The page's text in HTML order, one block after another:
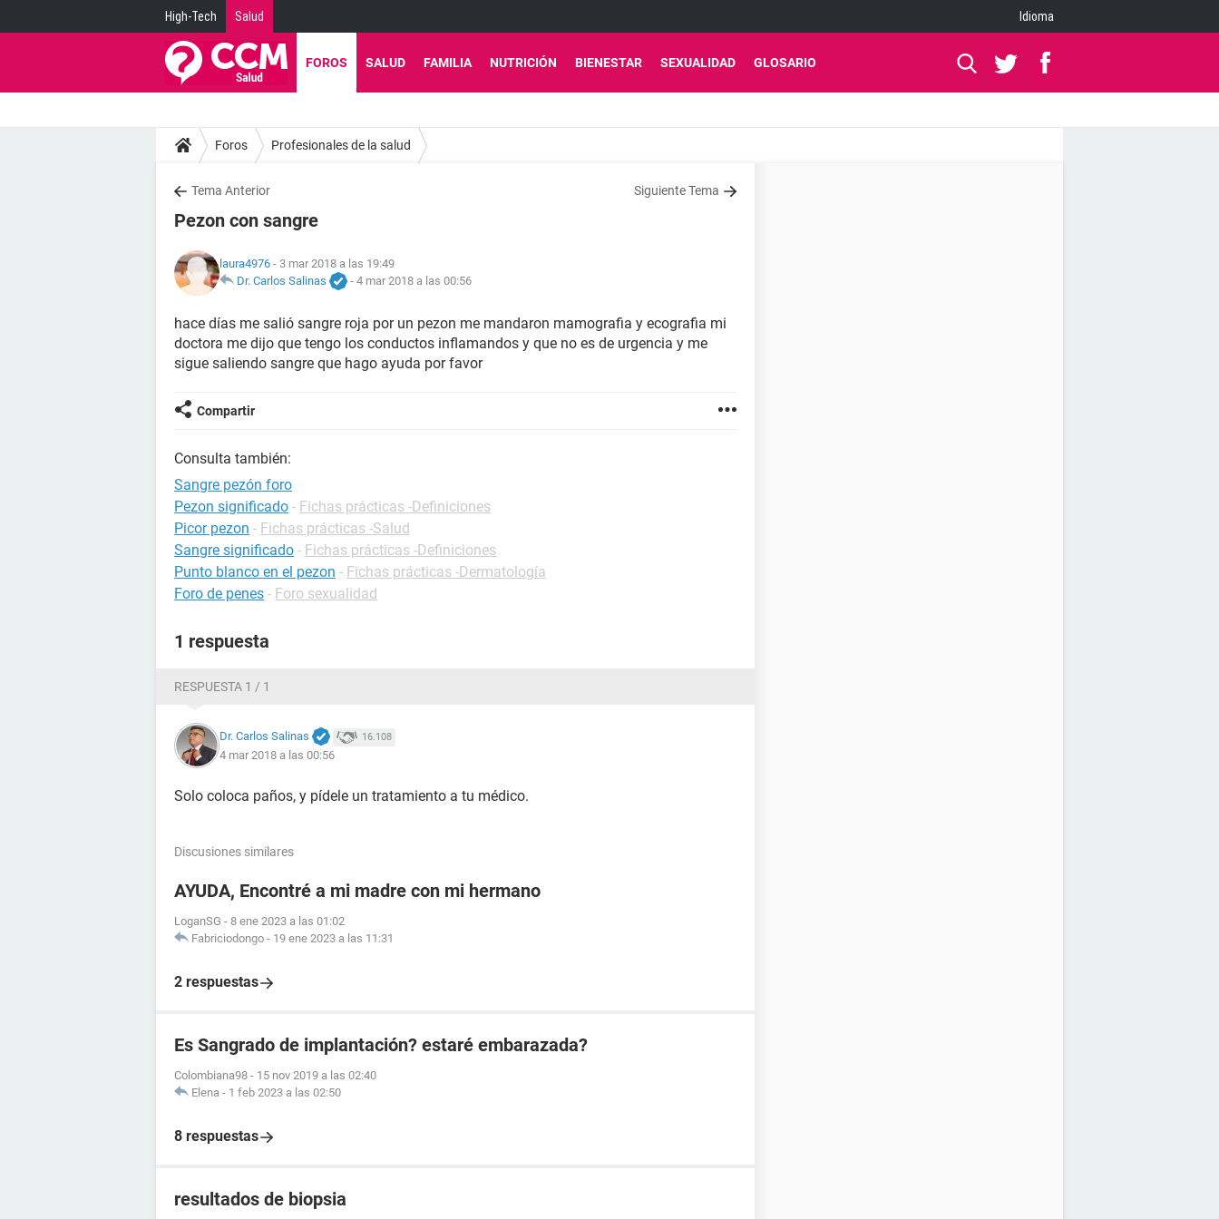
High-Tech Salud Idioma
FOROS SALUD FAMILIA NUTRICIÓN BIENESTAR SEXUALIDAD GLOSARIO
Foros Profesionales de la salud
Tema Anterior Siguiente Tema
Pezon con sangre
laura4976 - 3 mar 2018 a las 19:49
Dr. Carlos Salinas
- 4 mar 2018 a las 00:56
hace días me salió sangre roja por un pezon me mandaron mamografia y ecografia mi
doctora me dijo que tengo los conductos inflamandos y que no es de urgencia y me
sigue saliendo sangre que hago ayuda por favor
Compartir
Consulta también:
Sangre pezón foro
Pezon significado - Fichas prácticas -Definiciones
Picor pezon - Fichas prácticas -Salud
Sangre significado - Fichas prácticas -Definiciones
Punto blanco en el pezon - Fichas prácticas -Dermatología
Foro de penes - Foro sexualidad
1 respuesta
RESPUESTA 1 / 1
Dr. Carlos Salinas 16.108
4 mar 2018 a las 00:56
Solo coloca paños, y pídele un tratamiento a tu médico.
Discusiones similares
AYUDA, Encontré a mi madre con mi hermano
LoganSG - 8 ene 2023 a las 01:02
Fabriciodongo - 19 ene 2023 a las 11:31
2 respuestas
Es Sangrado de implantación? estaré embarazada?
Colombiana98 - 15 nov 2019 a las 02:40
Elena - 1 feb 2023 a las 02:50
8 respuestas
resultados de biopsia